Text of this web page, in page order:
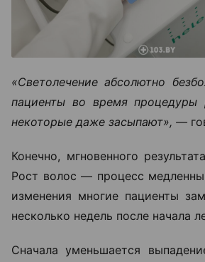
«Светолечение абсолютно
пациенты во время процедуры
некоторые даже засыпают», —
Конечно, мгновенного
Рост волос — процесс
изменения многие пациенты
несколько недель после начала
Сначала уменьшается